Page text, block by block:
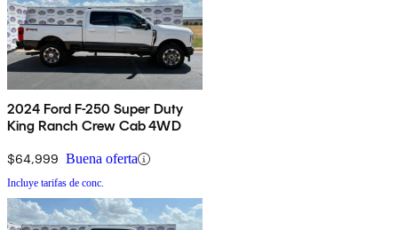
2024 Ford F-250 Super Duty
King Ranch Crew Cab 4WD
$64,999 Buena oferta
Incluye tarifas de conc.